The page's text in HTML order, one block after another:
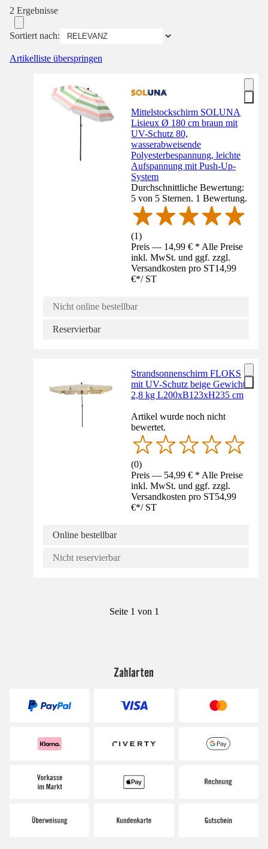
2 Ergebnisse
Sortiert nach:
Artikelliste überspringen
Mittelstockschirm SOLUNA
Lisieux Ø 180 cm braun mit
UV-Schutz 80,
wasserabweisende
Polyesterbespannung, leichte
Aufspannung mit Push-Up-
System
Durchschnittliche Bewertung:
5 von 5 Sternen. 1 Bewertung.
(1)
Preis — 14,99 € * Alle Preise
inkl. MwSt. und ggf. zzgl.
Versandkosten pro ST14,99
€*/ ST
Nicht online bestellbar
Reservierbar
Strandsonnenschirm FLOKS
mit UV-Schutz beige Gewicht
2,8 kg L200xB123xH235 cm
Artikel wurde noch nicht
bewertet.
(0)
Preis — 54,99 € * Alle Preise
inkl. MwSt. und ggf. zzgl.
Versandkosten pro ST54,99
€*/ ST
Online bestellbar
Nicht reservierbar
Seite 1 von 1
Zahlarten